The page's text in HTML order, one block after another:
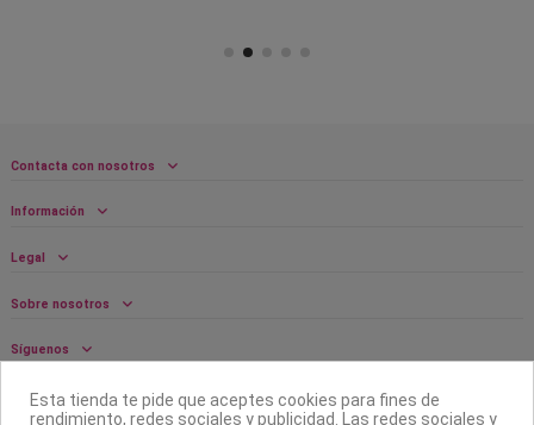
Contacta con nosotros
Información
Legal
Sobre nosotros
Síguenos
Boletín
Esta tienda te pide que aceptes cookies para fines de
rendimiento, redes sociales y publicidad. Las redes sociales y